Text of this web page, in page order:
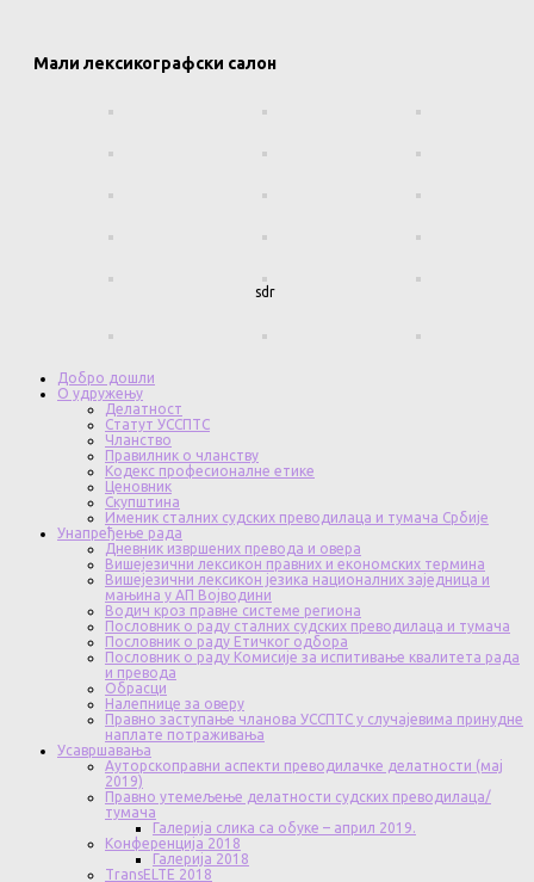
Мали лексикографски салон
sdr
Добро дошли
О удружењу
Делатност
Статут УССПТС
Чланство
Правилник о чланству
Кодекс професионалне етике
Ценовник
Скупштина
Именик сталних судских преводилаца и тумача Србије
Унапређење рада
Дневник извршених превода и овера
Вишејезични лексикон правних и економских термина
Вишејезични лексикон језика националних заједница и
мањина у АП Војводини
Водич кроз правне системе региона
Пословник о раду сталних судских преводилаца и тумача
Пословник о раду Етичког одбора
Пословник о раду Комисије за испитивање квалитета рада
и превода
Обрасци
Налепнице за оверу
Правно заступање чланова УССПТС у случајевима принудне
наплате потраживања
Усавршавања
Ауторскоправни аспекти преводилачке делатности (мај
2019)
Правно утемељење делатности судских преводилаца/
тумача
Галерија слика са обуке – април 2019.
Конференција 2018
Галерија 2018
TransELTE 2018